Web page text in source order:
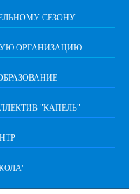
СЕЗОНУ
ОРГАНИЗАЦИЮ
"КАПЕЛЬ"